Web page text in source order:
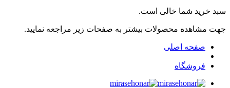
سبد خرید شما خالی است.
جهت مشاهده محصولات بیشتر به صفحات زیر مراجعه نمایید.
صفحه اصلی
فروشگاه